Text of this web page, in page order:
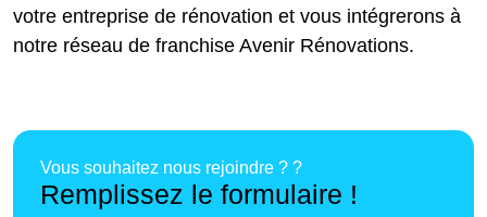
votre entreprise de rénovation et vous intégrerons à
notre réseau de franchise Avenir Rénovations.
Vous souhaitez nous rejoindre ? ?
Remplissez le formulaire !